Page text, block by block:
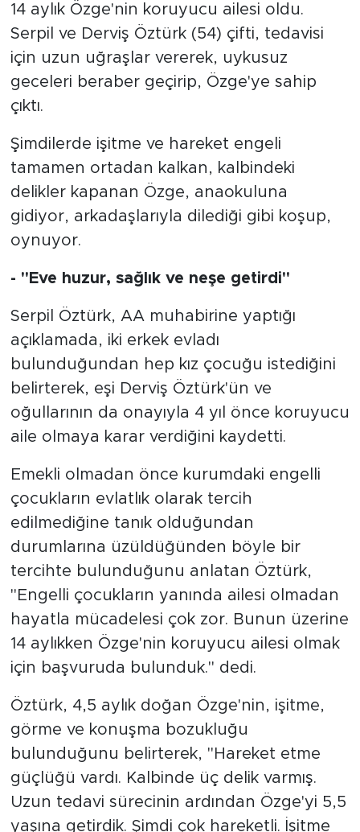
14 aylık Özge'nin koruyucu ailesi oldu.
Serpil ve Derviş Öztürk (54) çifti, tedavisi
için uzun uğraşlar vererek, uykusuz
geceleri beraber geçirip, Özge'ye sahip
çıktı.
Şimdilerde işitme ve hareket engeli
tamamen ortadan kalkan, kalbindeki
delikler kapanan Özge, anaokuluna
gidiyor, arkadaşlarıyla dilediği gibi koşup,
oynuyor.
- "Eve huzur, sağlık ve neşe getirdi"
Serpil Öztürk, AA muhabirine yaptığı
açıklamada, iki erkek evladı
bulunduğundan hep kız çocuğu istediğini
belirterek, eşi Derviş Öztürk'ün ve
oğullarının da onayıyla 4 yıl önce koruyucu
aile olmaya karar verdiğini kaydetti.
Emekli olmadan önce kurumdaki engelli
çocukların evlatlık olarak tercih
edilmediğine tanık olduğundan
durumlarına üzüldüğünden böyle bir
tercihte bulunduğunu anlatan Öztürk,
"Engelli çocukların yanında ailesi olmadan
hayatla mücadelesi çok zor. Bunun üzerine
14 aylıkken Özge'nin koruyucu ailesi olmak
için başvuruda bulunduk." dedi.
Öztürk, 4,5 aylık doğan Özge'nin, işitme,
görme ve konuşma bozukluğu
bulunduğunu belirterek, "Hareket etme
güçlüğü vardı. Kalbinde üç delik varmış.
Uzun tedavi sürecinin ardından Özge'yi 5,5
yaşına getirdik. Şimdi çok hareketli. İşitme